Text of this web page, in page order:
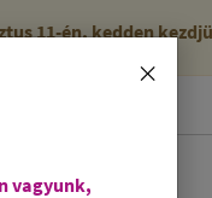
11-én, kedden
×
vagyunk,